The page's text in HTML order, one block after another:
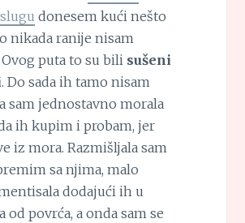
donesem kući nešto
nikada ranije nisam
Ovog puta to su bili sušeni
. Do sada ih tamo nisam
sam jednostavno morala
ih kupim i probam, jer
iz mora. Razmišljala sam
sa njima, malo
dodajući ih u
od povrća, a onda sam se